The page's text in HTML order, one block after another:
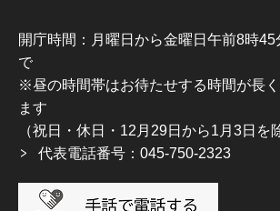
開庁時間：月曜日から金曜日午前8時45
で
※昼の時間帯はお待たせする時間が長
ます
（祝日・休日・12月29日から1月3日を
代表電話番号：045-750-2323